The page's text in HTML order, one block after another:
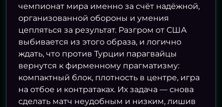
чемпионат мира именно за счёт надёжной,
организованной обороны и умения
цепляться за результат. Разгром от США
выбивается из этого образа, и логично
ждать, что против Турции парагвайцы
вернутся к фирменному прагматизму:
компактный блок, плотность в центре, игра
на отбое и контратаках. Их задача — снова
сделать матч неудобным и низким, лишив